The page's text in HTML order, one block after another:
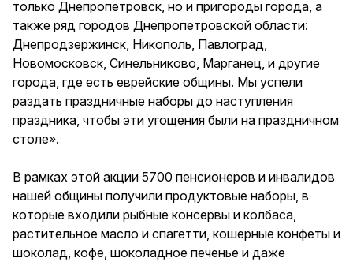
только Днепропетровск, но и пригороды города, а
также ряд городов Днепропетровской области:
Днепродзержинск, Никополь, Павлоград,
Новомосковск, Синельниково, Марганец, и другие
города, где есть еврейские общины. Мы успели
раздать праздничные наборы до наступления
праздника, чтобы эти угощения были на праздничном
столе».
В рамках этой акции 5700 пенсионеров и инвалидов
нашей общины получили продуктовые наборы, в
которые входили рыбные консервы и колбаса,
растительное масло и спагетти, кошерные конфеты и
шоколад, кофе, шоколадное печенье и даже